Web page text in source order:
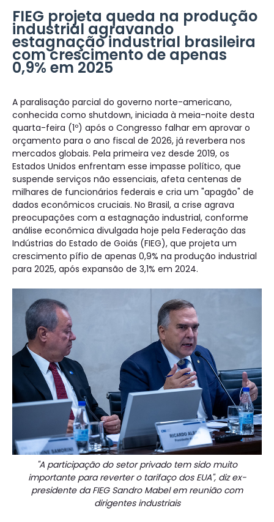
FIEG projeta queda na produção
industrial agravando
estagnação industrial brasileira
com crescimento de apenas
0,9% em 2025
A paralisação parcial do governo norte-americano,
conhecida como shutdown, iniciada à meia-noite desta
quarta-feira (1º) após o Congresso falhar em aprovar o
orçamento para o ano fiscal de 2026, já reverbera nos
mercados globais. Pela primeira vez desde 2019, os
Estados Unidos enfrentam esse impasse político, que
suspende serviços não essenciais, afeta centenas de
milhares de funcionários federais e cria um "apagão" de
dados econômicos cruciais. No Brasil, a crise agrava
preocupações com a estagnação industrial, conforme
análise econômica divulgada hoje pela Federação das
Indústrias do Estado de Goiás (FIEG), que projeta um
crescimento pífio de apenas 0,9% na produção industrial
para 2025, após expansão de 3,1% em 2024.
"A participação do setor privado tem sido muito
importante para reverter o tarifaço dos EUA", diz ex-
presidente da FIEG Sandro Mabel em reunião com
dirigentes industriais